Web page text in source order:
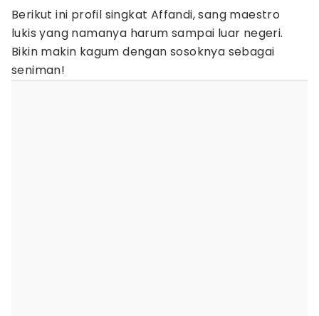
Berikut ini profil singkat Affandi, sang maestro
lukis yang namanya harum sampai luar negeri.
Bikin makin kagum dengan sosoknya sebagai
seniman!